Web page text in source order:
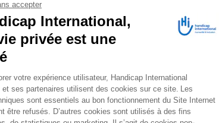
crise. Nous n’avions jamais connu une
avons passé des journées entières
attaque dans notre quartier, qui se vide
plus chère et plus petite, où nous
Je m’occupe de la logistique (achat,